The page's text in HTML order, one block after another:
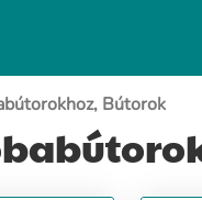
Bútorok